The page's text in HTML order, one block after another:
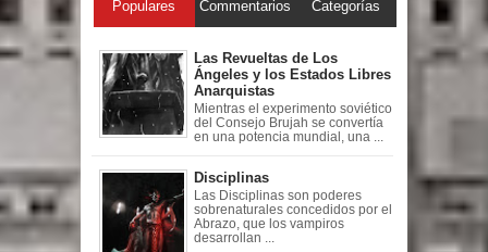
Populares Commentarios Categorías
Las Revueltas de Los
Ángeles y los Estados Libres
Anarquistas
Mientras el experimento soviético
del Consejo Brujah se convertía
en una potencia mundial, una ...
Disciplinas
Las Disciplinas son poderes
sobrenaturales concedidos por el
Abrazo, que los vampiros
desarrollan ...